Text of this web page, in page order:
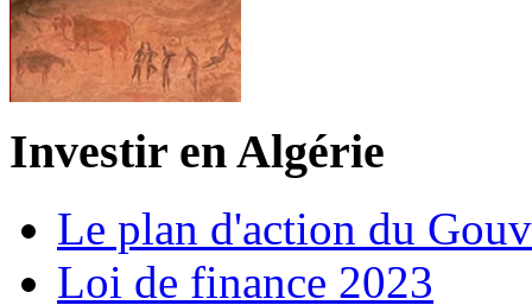
Investir en Algérie
Le plan d'action du
Loi de finance 2023